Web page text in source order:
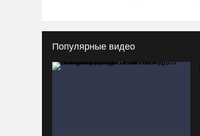
Популярные видео